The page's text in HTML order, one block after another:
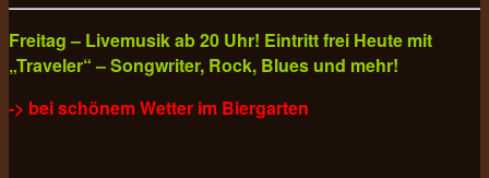
Freitag – Livemusik ab 20 Uhr! Eintritt frei Heute mit
„Traveler“ – Songwriter, Rock, Blues und mehr!
-> bei schönem Wetter im Biergarten